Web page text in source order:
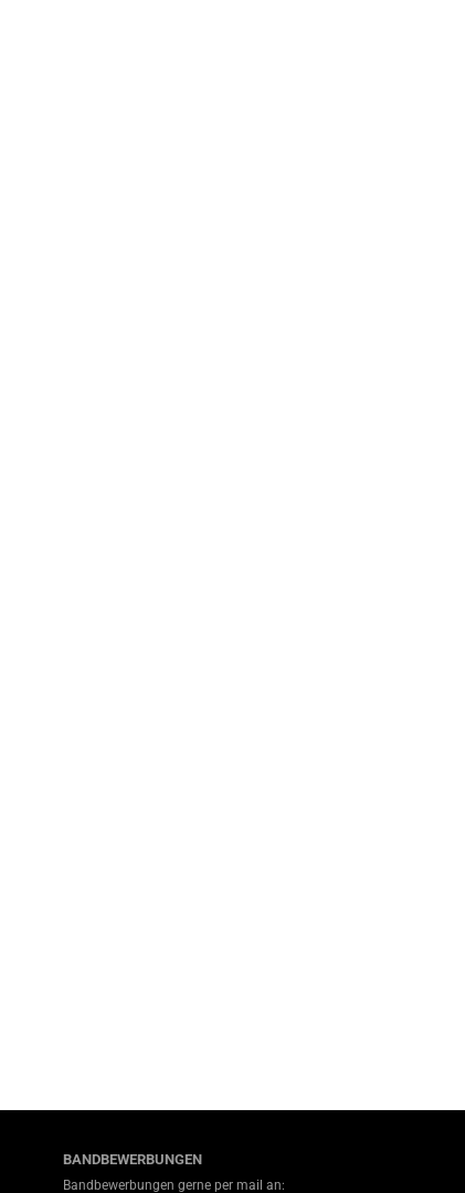
BANDBEWERBUNGEN
Bandbewerbungen gerne per mail an: